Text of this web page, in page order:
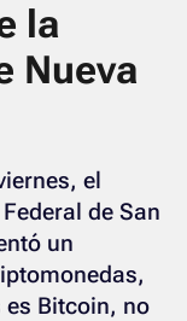
la
Nueva
el
de San
un
Bitcoin, no